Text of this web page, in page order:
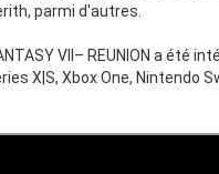
parmi d'autres.
VII– REUNION a
X|S, Xbox One, Nintendo